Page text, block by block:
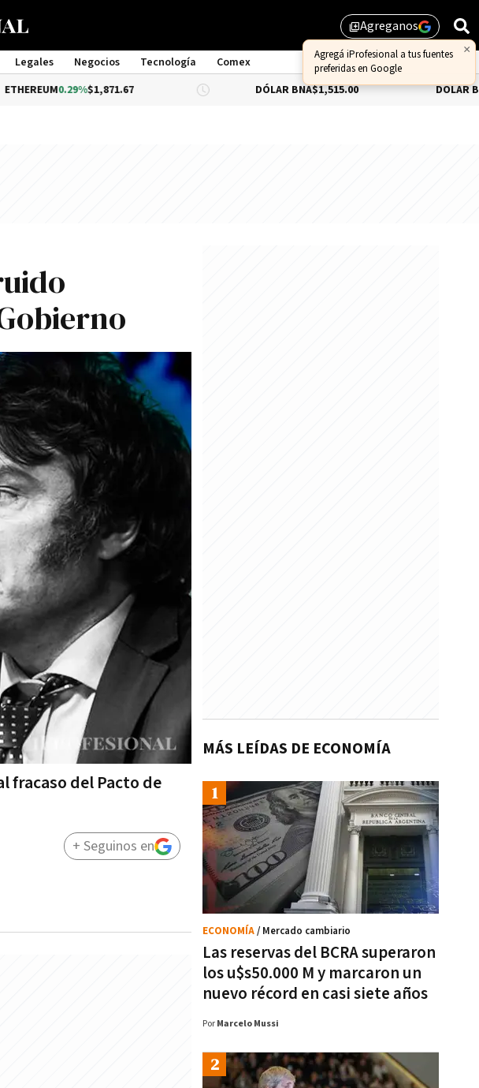
library_addAgreganos
Legales Negocios Tecnología
Comex
$1,871.67 DÓLAR BNA $1,515.00 DÓLAR BLUE
fracaso del Pacto de
+ Seguinos en
MÁS LEÍDAS DE ECONOMÍA
Las reservas del BCRA superaron
los u$s50.000 M y marcaron un
nuevo récord en casi siete años
ECONOMÍA/ Mercado cambiario
Por Marcelo Mussi